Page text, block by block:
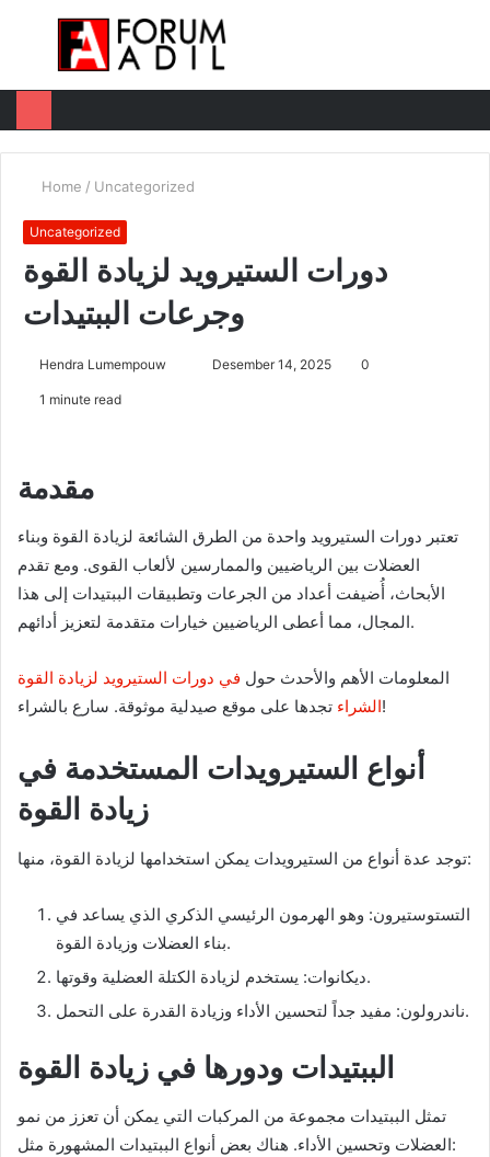
Menu
Home / Uncategorized
Uncategorized
دورات الستيرويد لزيادة القوة
وجرعات الببتيدات
Hendra Lumempouw
m
a
i
l
Desember 14, 2025 0
1 minute read
مقدمة
تعتبر دورات الستيرويد واحدة من الطرق الشائعة لزيادة القوة وبناء
العضلات بين الرياضيين والممارسين لألعاب القوى. ومع تقدم
الأبحاث، أُضيفت أعداد من الجرعات وتطبيقات الببتيدات إلى هذا
المجال، مما أعطى الرياضيين خيارات متقدمة لتعزيز أدائهم.
المعلومات الأهم والأحدث حول في دورات الستيرويد لزيادة القوة
الشراءتجدها على موقع صيدلية موثوقة. سارع بالشراء!
أنواع الستيرويدات المستخدمة في
زيادة القوة
توجد عدة أنواع من الستيرويدات يمكن استخدامها لزيادة القوة، منها:
التستوستيرون: وهو الهرمون الرئيسي الذكري الذي يساعد في
بناء العضلات وزيادة القوة.
ديكانوات: يستخدم لزيادة الكتلة العضلية وقوتها.
ناندرولون: مفيد جداً لتحسين الأداء وزيادة القدرة على التحمل.
الببتيدات ودورها في زيادة القوة
تمثل الببتيدات مجموعة من المركبات التي يمكن أن تعزز من نمو
العضلات وتحسين الأداء. هناك بعض أنواع الببتيدات المشهورة مثل: